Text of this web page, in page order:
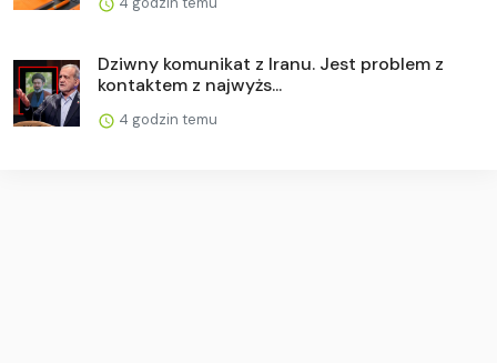
Dziwny komunikat z Iranu. Jest problem z
kontaktem z najwyżs...
4 godzin temu